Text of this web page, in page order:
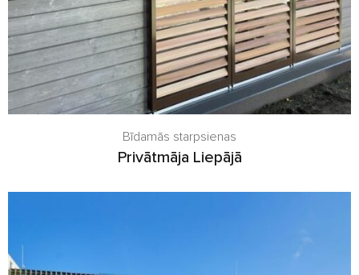
Bīdamās starpsienas
Privātmāja Liepājā